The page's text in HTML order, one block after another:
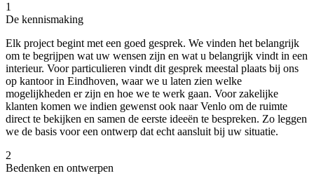
1
De kennismaking
Elk project begint met een goed gesprek. We vinden het belangrijk
om te begrijpen wat uw wensen zijn en wat u belangrijk vindt in een
interieur. Voor particulieren vindt dit gesprek meestal plaats bij ons
op kantoor in Eindhoven, waar we u laten zien welke
mogelijkheden er zijn en hoe we te werk gaan. Voor zakelijke
klanten komen we indien gewenst ook naar Venlo om de ruimte
direct te bekijken en samen de eerste ideeën te bespreken. Zo leggen
we de basis voor een ontwerp dat echt aansluit bij uw situatie.
2
Bedenken en ontwerpen